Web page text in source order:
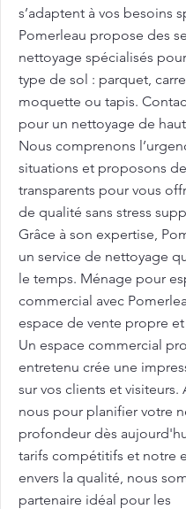
s’adaptent à vos besoins
Pomerleau propose des
nettoyage spécialisés
type de sol : parquet,
moquette ou tapis.
pour un nettoyage de
Nous comprenons
situations et proposons
transparents pour vous
de qualité sans stress
Grâce à son expertise,
un service de nettoyage
le temps. Ménage pour
commercial avec
espace de vente propre
Un espace commercial
entretenu crée une
sur vos clients et visiteurs.
nous pour planifier votre
profondeur dès
tarifs compétitifs et notre
envers la qualité, nous
partenaire idéal pour les